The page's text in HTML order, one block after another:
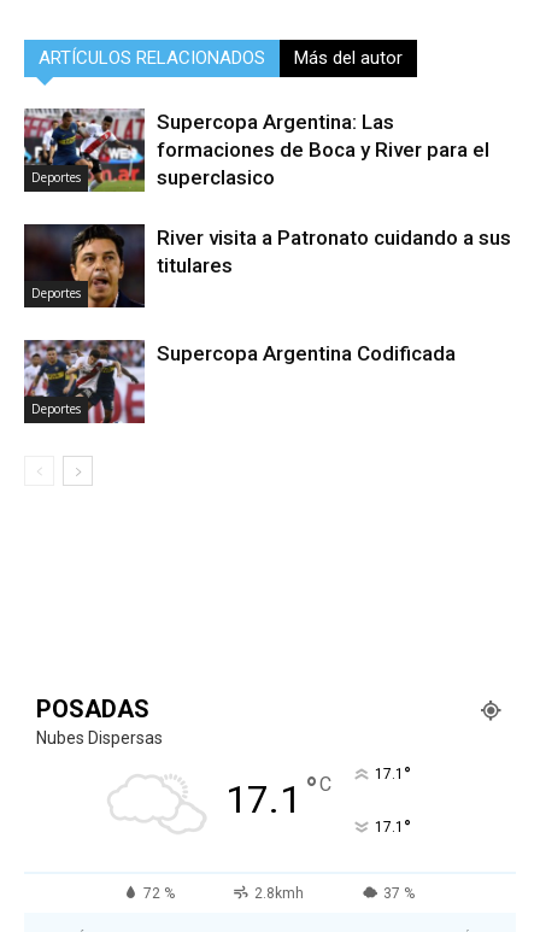
ARTÍCULOS RELACIONADOS Más del autor
Deportes
Supercopa Argentina: Las
formaciones de Boca y River para el
superclasico
Deportes
River visita a Patronato cuidando a sus
titulares
Deportes
Supercopa Argentina Codificada
POSADAS
Nubes Dispersas
17.1 °C 17.1 °
17.1 °
72 % 2.8kmh 37 %